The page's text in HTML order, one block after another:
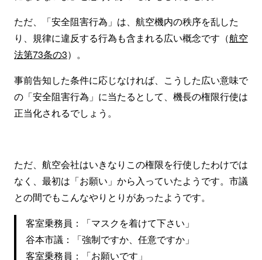
ただ、「安全阻害行為」は、航空機内の秩序を乱した
り、規律に違反する行為も含まれる広い概念です（航空
法第73条の3）。
事前告知した条件に応じなければ、こうした広い意味で
の「安全阻害行為」に当たるとして、機長の権限行使は
正当化されるでしょう。
ただ、航空会社はいきなりこの権限を行使したわけでは
なく、最初は「お願い」から入っていたようです。市議
との間でもこんなやりとりがあったようです。
客室乗務員：「マスクを着けて下さい」
谷本市議：「強制ですか、任意ですか」
客室乗務員：「お願いです」